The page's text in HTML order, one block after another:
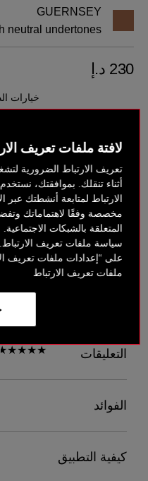
لافتة ملفات تعريف
تعريف الارتباط الضرورية
أثناء تنقلك. بموافقتك،
الارتباط لمتابعة أنشطتك عبر
مخصصة وفقًا لاهتماماتك
المتعلقة بالشبكات
سياسة ملفات تعريف
على “إعدادات ملفات تعريف
ملفات تعريف الارتباط
GUERNSEY
neutral undertones
230 د.إ
خيارات
متوفر
التعليقات
الفوائد
كيفية التطبيق